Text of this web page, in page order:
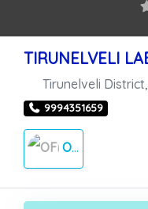
TIRUNELVELI
Tirunelveli District
9994351659
OFFICE